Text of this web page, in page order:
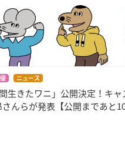
ニュース
生きたワニ」公開決定！キ
んらが発表【公開まであと